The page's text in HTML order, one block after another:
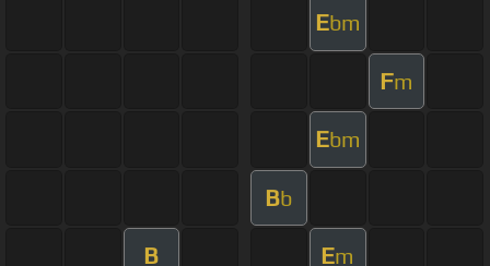
Ebm
Fm
Ebm
Bb
B Em